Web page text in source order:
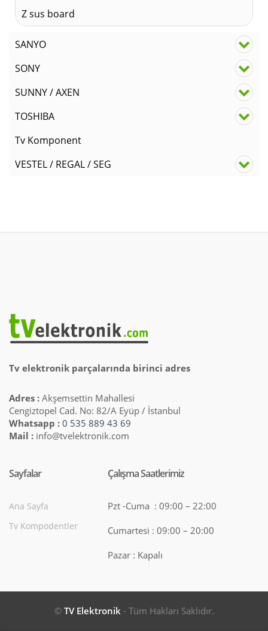
Z sus board
SANYO
SONY
SUNNY / AXEN
TOSHIBA
Tv Komponent
VESTEL / REGAL / SEG
Tv elektronik parçalarında birinci adres
Adres : Akşemsettin Mahallesi
Cengiztopel Cad. No: 82/A Eyüp / İstanbul
Whatsapp : 0 535 889 43 69
Mail : info@tvelektronik.com
Sayfalar
Ana Sayfa
Tv Kompodentler
Çalışma Saatlerimiz
Pzt -Cuma : 09:00 – 22:00
Cumartesi : 09:00 – 20:00
Pazar : Kapalı
© TV Elektronik- Tüm Hakları Saklıdır.